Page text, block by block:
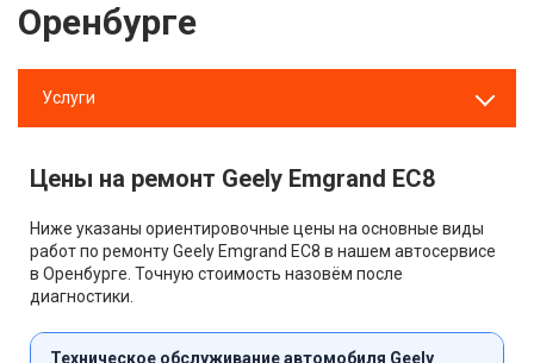
Оренбурге
Услуги
Цены на ремонт Geely Emgrand EC8
Ниже указаны ориентировочные цены на основные виды
работ по ремонту Geely Emgrand EC8 в нашем автосервисе
в Оренбурге. Точную стоимость назовём после
диагностики.
Техническое обслуживание автомобиля Geely